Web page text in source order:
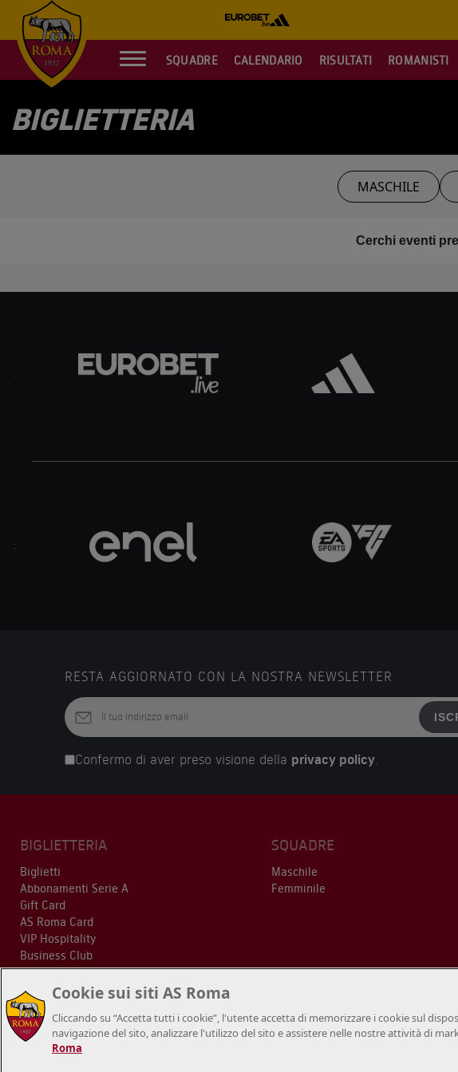
SQUADRE CALENDARIO RISULTATI ROMANISTI
BIGLIETTERIA
MASCHILE
Cerchi eventi
..
RESTA AGGIORNATO CON LA NOSTRA NEWSLETTER
Confermo di aver preso visione della privacy policy.
BIGLIETTERIA
Biglietti
Abbonamenti Serie A
Gift Card
AS Roma Card
VIP Hospitality
Business Club
SQUADRE
Maschile
Femminile
Cookie sui siti AS Roma
Cliccando su “Accetta tutti i cookie”, l'utente accetta di memorizzare i cookie sul
navigazione del sito, analizzare l'utilizzo del sito e assistere nelle nostre attività di
Roma